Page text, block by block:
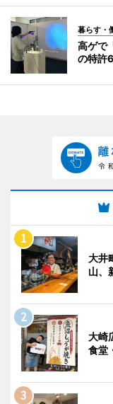
暮らす・
高ゲで
の特許
大井
山、
大崎
食堂